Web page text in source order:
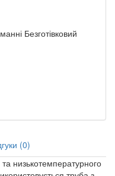
Безготівковий
(0)
низькотемпературного